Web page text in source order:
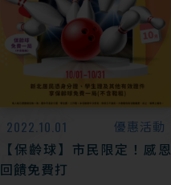
2022.10.01 優惠活動
【保齡球】市民限定！感恩
回饋免費打